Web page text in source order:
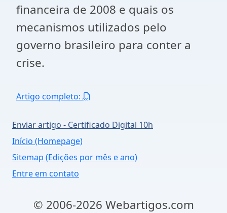
financeira de 2008 e quais os
mecanismos utilizados pelo
governo brasileiro para conter a
crise.
Artigo completo:
Enviar artigo - Certificado Digital 10h
Início (Homepage)
Sitemap (Edições por mês e ano)
Entre em contato
© 2006-2026 Webartigos.com